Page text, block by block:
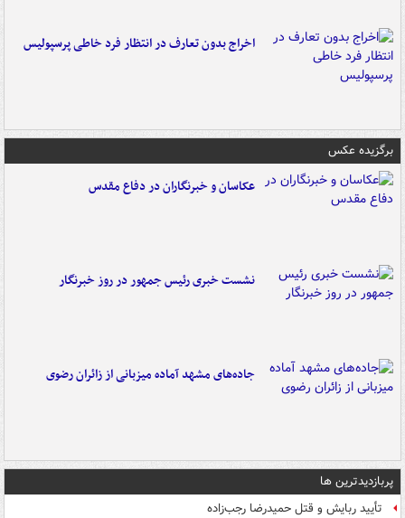
اخراج بدون تعارف در انتظار فرد خاطی پرسپولیس
برگزیده عکس
عکاسان و خبرنگاران در دفاع مقدس
نشست خبری رئیس جمهور در روز خبرنگار
جاده‌های مشهد آماده میزبانی از زائران رضوی
پربازدیدترین ها
تأیید ربایش و قتل حمیدرضا رجب‌زاده